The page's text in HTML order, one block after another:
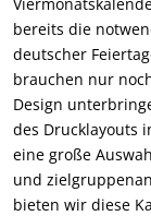
bereits die
deutscher
brauchen nur
Design
des Drucklayouts
eine große
und
bieten wir diese